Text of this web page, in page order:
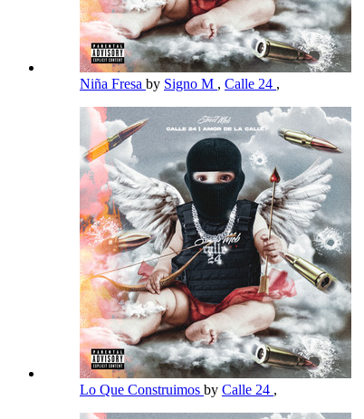
Niña Fresa by Signo M , Calle 24 ,
Lo Que Construimos by Calle 24 ,